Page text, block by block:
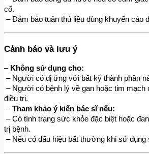
cổ.
– Đảm bảo tuân thủ liều dùng khuyến cáo
Cảnh báo và lưu ý
– Không sử dụng cho:
– Người có dị ứng với bất kỳ thành phần
điều trị.
– Tham khảo ý kiến bác sĩ nếu:
trị bệnh.
– Nếu có dấu hiệu bất thường khi sử dụng